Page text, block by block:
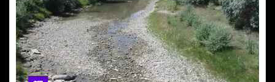
i
c
o